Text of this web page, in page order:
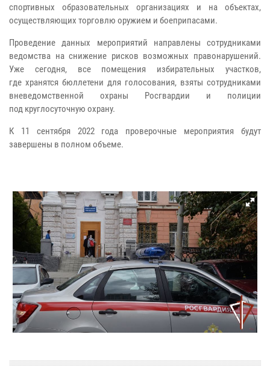
спортивных образовательных организациях и на объектах,
осуществляющих торговлю оружием и боеприпасами.
Проведение данных мероприятий направлены сотрудниками
ведомства на снижение рисков возможных правонарушений.
Уже сегодня, все помещения избирательных участков,
где хранятся бюллетени для голосования, взяты сотрудниками
вневедомственной охраны Росгвардии и полиции
под круглосуточную охрану.
К 11 сентября 2022 года проверочные мероприятия будут
завершены в полном объеме.